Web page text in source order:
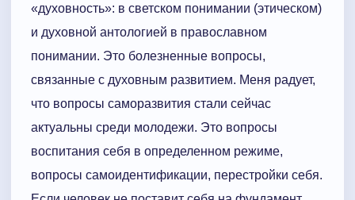
«духовность»: в светском понимании (этическом)
и духовной антологией в православном
понимании. Это болезненные вопросы,
связанные с духовным развитием. Меня радует,
что вопросы саморазвития стали сейчас
актуальны среди молодежи. Это вопросы
воспитания себя в определенном режиме,
вопросы самоидентификации, перестройки себя.